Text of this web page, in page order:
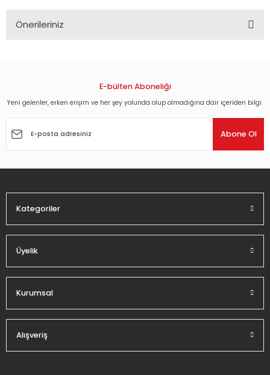
Önerileriniz
Görüş ve önerileriniz için teşekkür ederiz.
Ürün açıklamasında eksik bilgiler bulunuyor.
E-bülten Aboneliği
Yeni gelenler, erken erişim ve her şey yolunda olup olmadığına dair içeriden bilgi.
Abone Ol
Kategoriler
Üyelik
Kurumsal
Alışveriş